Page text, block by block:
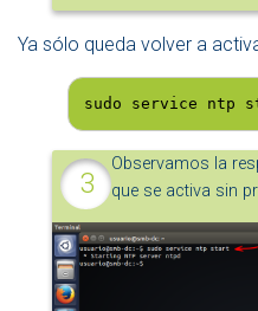
Ya sólo queda volver a
sudo service ntp
Observamos la
que se activa sin